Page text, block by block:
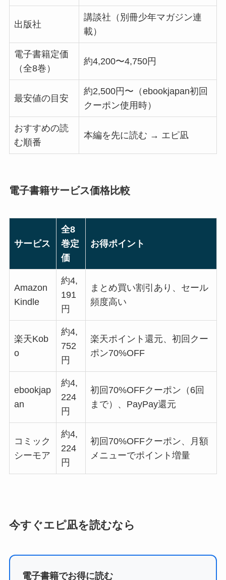
出版社
講談社（別冊少年マガジン連
載）
電子書籍定価
（全8巻）
約4,200〜4,750円
最安値の目安
約2,500円〜（ebookjapan初回
クーポン使用時）
おすすめの読
む順番
本編を先に読む → エピ凪
電子書籍サービス価格比較
サービス
全8
巻定
価
お得ポイント
Amazon
Kindle
約4,
191
円
まとめ買い割引あり、セール
頻度高い
楽天Kob
o
約4,
752
円
楽天ポイント還元、初回クー
ポン70%OFF
ebookjap
an
約4,
224
円
初回70%OFFクーポン（6回
まで）、PayPay還元
コミック
シーモア
約4,
224
円
初回70%OFFクーポン、月額
メニューでポイント増量
今すぐエピ凪を読むなら
電子書籍でお得に読む